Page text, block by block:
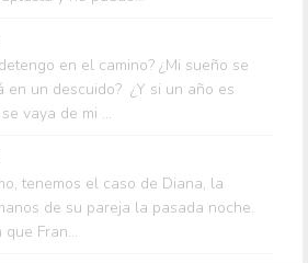
en el camino? ¿Mi sueño se
en un descuido? ¿Y si un año es
vaya de mi ...
el caso de Diana, la
de su pareja la pasada noche.
Fran...